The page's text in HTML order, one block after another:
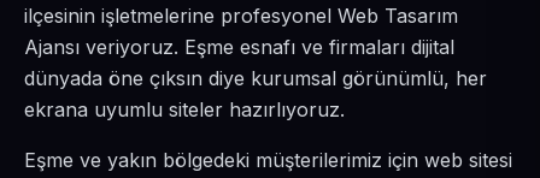
ilçesinin işletmelerine profesyonel Web Tasarım
Ajansı veriyoruz. Eşme esnafı ve firmaları dijital
dünyada öne çıksın diye kurumsal görünümlü, her
ekrana uyumlu siteler hazırlıyoruz.
Eşme ve yakın bölgedeki müşterilerimiz için web sitesi